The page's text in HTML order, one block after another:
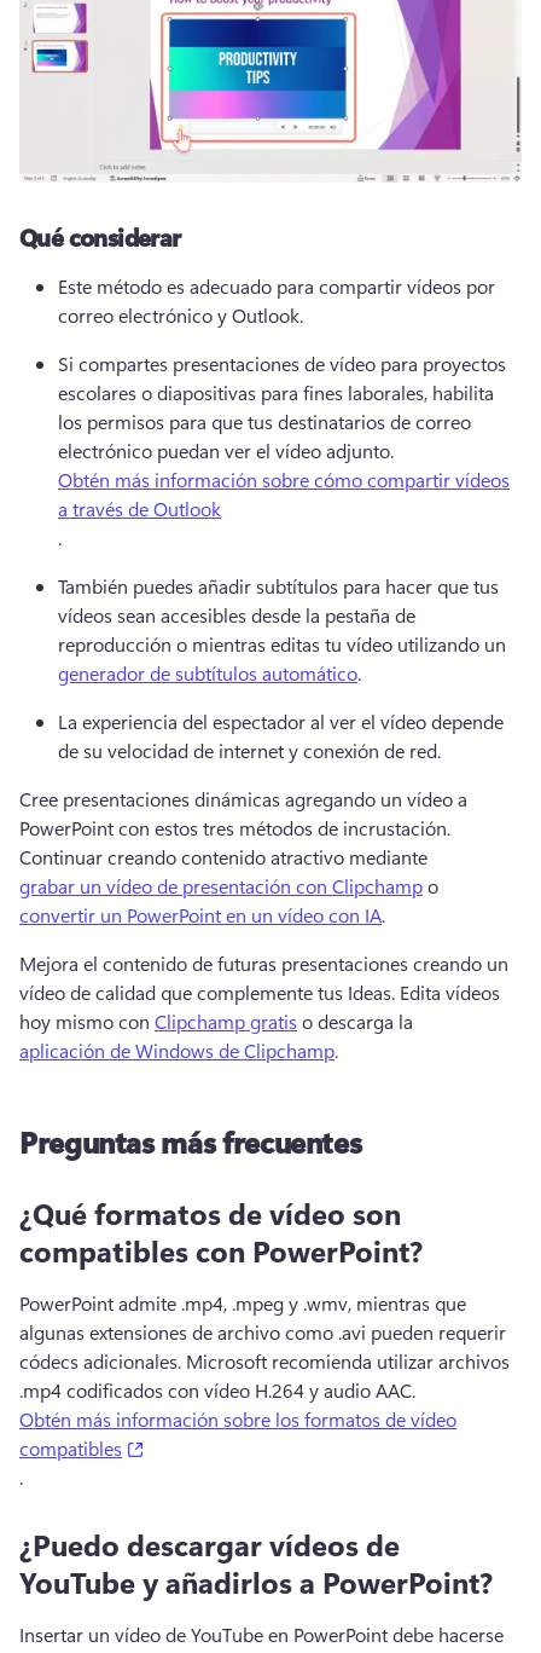
Qué considerar
Este método es adecuado para compartir vídeos por
correo electrónico y Outlook.
Si compartes presentaciones de vídeo para proyectos
escolares o diapositivas para fines laborales, habilita
los permisos para que tus destinatarios de correo
electrónico puedan ver el vídeo adjunto.
Obtén más información sobre cómo compartir vídeos
a través de Outlook
.
También puedes añadir subtítulos para hacer que tus
vídeos sean accesibles desde la pestaña de
reproducción o mientras editas tu vídeo utilizando un
generador de subtítulos automático.
La experiencia del espectador al ver el vídeo depende
de su velocidad de internet y conexión de red.
Cree presentaciones dinámicas agregando un vídeo a
Continuar creando contenido atractivo mediante
grabar un vídeo de presentación con Clipchamp o
convertir un PowerPoint en un vídeo con IA.
Mejora el contenido de futuras presentaciones creando un
vídeo de calidad que complemente tus Ideas. Edita vídeos
hoy mismo con Clipchamp gratis o descarga la
aplicación de Windows de Clipchamp.
Preguntas más frecuentes
¿Qué formatos de vídeo son
compatibles con PowerPoint?
PowerPoint admite .mp4, .mpeg y .wmv, mientras que
algunas extensiones de archivo como .avi pueden requerir
códecs adicionales. Microsoft recomienda utilizar archivos
.mp4 codificados con vídeo H.264 y audio AAC.
Obtén más información sobre los formatos de vídeo
compatibles
.
¿Puedo descargar vídeos de
YouTube y añadirlos a PowerPoint?
Insertar un vídeo de YouTube en PowerPoint debe hacerse